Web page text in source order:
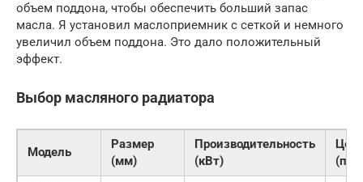
объем поддона, чтобы обеспечить больший запас
масла. Я установил маслоприемник с сеткой и немного
увеличил объем поддона. Это дало положительный
эффект.
Выбор масляного радиатора
Модель
Размер
(мм)
Производительность
(кВт)
Цена